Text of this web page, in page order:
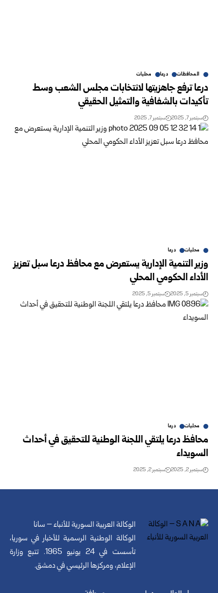
المحافظات درعا محليات
درعا ترفع جاهزيتها لانتخابات مجلس الشعب وسط
تأكيدات بالشفافية والتمثيل الحقيقي
سبتمبر 7, 2025 سبتمبر 7, 2025
محليات درعا
وزير التنمية الإدارية يستعرض مع محافظ درعا سبل تعزيز
الأداء الحكومي المحلي
سبتمبر 5, 2025 سبتمبر 5, 2025
محليات درعا
محافظ درعا يلتقي اللجنة الوطنية للتحقيق في أحداث
السويداء
سبتمبر 2, 2025 سبتمبر 2, 2025
الوكالة العربية السورية للأنباء – سانا
الوكالة الوطنية الرسمية للأخبار في سوريا،
تأسست في 24 يونيو 1965. تتبع وزارة
الإعلام، ومركزها الرئيسي في دمشق.